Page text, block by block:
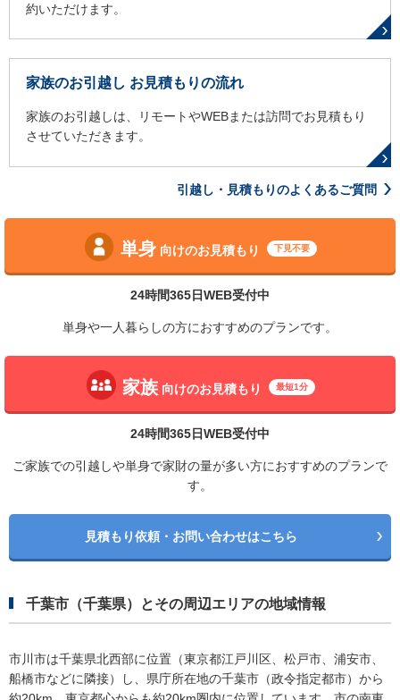
約いただけます。
家族のお引越し お見積もりの流れ
家族のお引越しは、リモートやWEBまたは訪問でお見積もり
させていただきます。
引越し・見積もりのよくあるご質問
単身 向けのお見積もり 下見不要
24時間365日WEB受付中
単身や一人暮らしの方におすすめのプランです。
家族 向けのお見積もり 最短1分
24時間365日WEB受付中
ご家族での引越しや単身で家財の量が多い方におすすめのプランで
す。
見積もり依頼・お問い合わせはこちら
千葉市（千葉県）とその周辺エリアの地域情報
市川市は千葉県北西部に位置（東京都江戸川区、松戸市、浦安市、
船橋市などに隣接）し、県庁所在地の千葉市（政令指定都市）から